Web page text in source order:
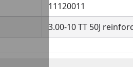
11120011
3.00-10 TT 50J